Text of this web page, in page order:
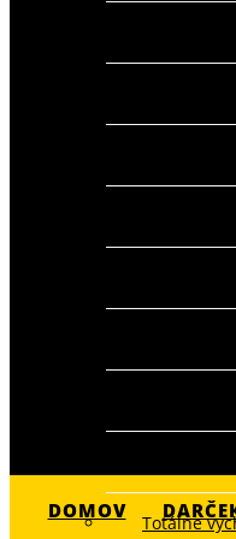
DOMOV
GEEK -
Totálne